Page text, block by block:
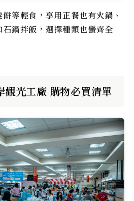
等輕食，享用正餐也有火鍋、
鍋拌飯，選擇種類也蠻齊全
觀光工廠 購物必買清單